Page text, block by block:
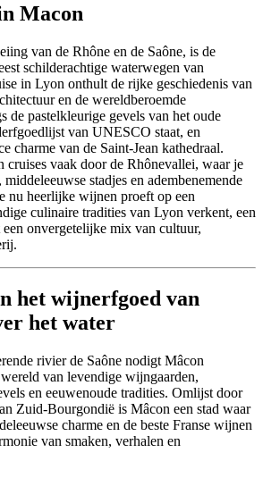
Macon
van de Rhône en de Saône, is de
schilderachtige waterwegen van
in Lyon onthult de rijke geschiedenis van
en de wereldberoemde
de pastelkleurige gevels van het oude
van UNESCO staat, en
charme van de Saint-Jean kathedraal.
cruises vaak door de Rhônevallei, waar je
stadjes en adembenemende
nu heerlijke wijnen proeft op een
culinaire tradities van Lyon verkent, een
onvergetelijke mix van cultuur,
het wijnerfgoed van
het water
rivier de Saône nodigt Mâcon
van levendige wijngaarden,
en eeuwenoude tradities. Omlijst door
Zuid-Bourgondië is Mâcon een stad waar
charme en de beste Franse wijnen
van smaken, verhalen en